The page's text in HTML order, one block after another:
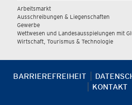
Arbeitsmarkt
Ausschreibungen & Liegenschaften
Gewerbe
Wettwesen und Landesausspielungen mit
Wirtschaft, Tourismus & Technologie
BARRIEREFREIHEIT
KONTAKT